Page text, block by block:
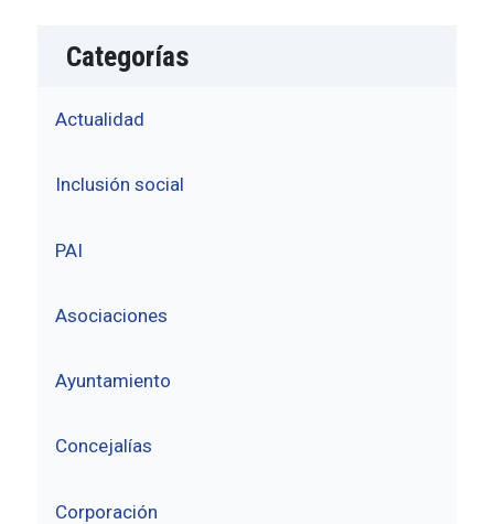
Categorías
Actualidad
Inclusión social
PAI
Asociaciones
Ayuntamiento
Concejalías
Corporación